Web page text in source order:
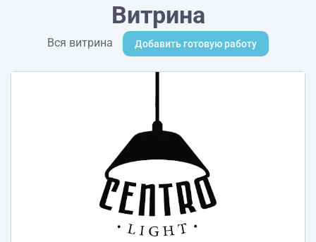
Витрина
Вся витрина Добавить готовую работу